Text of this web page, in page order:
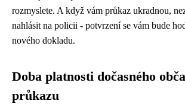
rozmyslete. A když vám průkaz ukradnou,
nahlásit na policii - potvrzení se vám bude
nového dokladu.
Doba platnosti dočasného
průkazu